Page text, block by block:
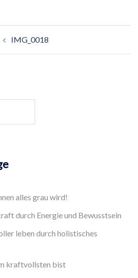
IMG_0018
alles grau wird!
durch Energie und Bewusstsein
leben durch holistisches
kraftvollsten bist